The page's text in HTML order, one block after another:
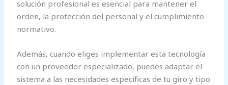
solución profesional es esencial para mantener el
orden, la protección del personal y el cumplimiento
normativo.
Además, cuando eliges implementar esta tecnología
con un proveedor especializado, puedes adaptar el
sistema a las necesidades específicas de tu giro y tipo